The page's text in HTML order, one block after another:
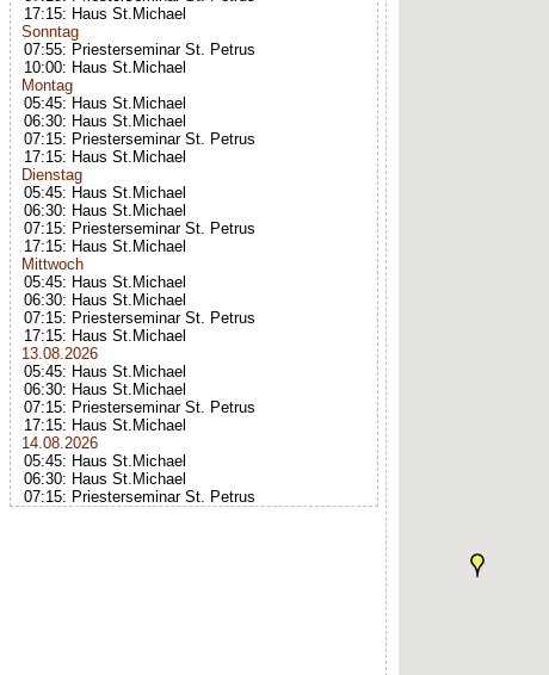
17:15: Haus St.Michael
Sonntag
07:55: Priesterseminar St. Petrus
10:00: Haus St.Michael
Montag
05:45: Haus St.Michael
06:30: Haus St.Michael
07:15: Priesterseminar St. Petrus
17:15: Haus St.Michael
Dienstag
05:45: Haus St.Michael
06:30: Haus St.Michael
07:15: Priesterseminar St. Petrus
17:15: Haus St.Michael
Mittwoch
05:45: Haus St.Michael
06:30: Haus St.Michael
07:15: Priesterseminar St. Petrus
17:15: Haus St.Michael
13.08.2026
05:45: Haus St.Michael
06:30: Haus St.Michael
07:15: Priesterseminar St. Petrus
17:15: Haus St.Michael
14.08.2026
05:45: Haus St.Michael
06:30: Haus St.Michael
07:15: Priesterseminar St. Petrus